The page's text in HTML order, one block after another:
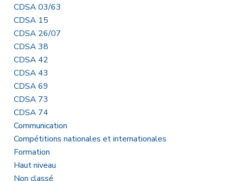
CDSA 03/63
CDSA 15
CDSA 26/07
CDSA 38
CDSA 42
CDSA 43
CDSA 69
CDSA 73
CDSA 74
Communication
Compétitions nationales et internationales
Formation
Haut niveau
Non classé